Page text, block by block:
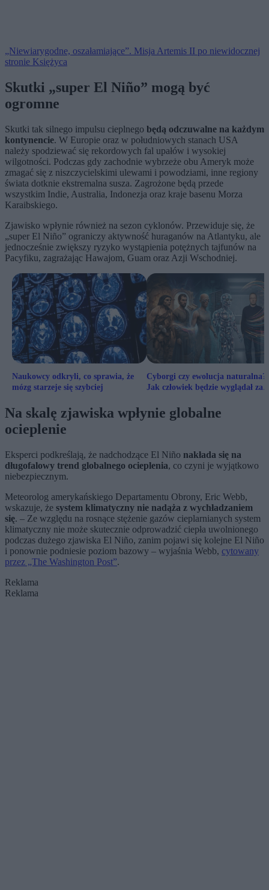
„Niewiarygodne, oszałamiające”. Misja Artemis II po niewidocznej
stronie Księżyca
Skutki „super El Niño” mogą być
ogromne
Skutki tak silnego impulsu cieplnego będą odczuwalne na każdym
kontynencie. W Europie oraz w południowych stanach USA
należy spodziewać się rekordowych fal upałów i wysokiej
wilgotności. Podczas gdy zachodnie wybrzeże obu Ameryk może
zmagać się z niszczycielskimi ulewami i powodziami, inne regiony
świata dotknie ekstremalna susza. Zagrożone będą przede
wszystkim Indie, Australia, Indonezja oraz kraje basenu Morza
Karaibskiego.
Zjawisko wpłynie również na sezon cyklonów. Przewiduje się, że
„super El Niño” ograniczy aktywność huraganów na Atlantyku, ale
jednocześnie zwiększy ryzyko wystąpienia potężnych tajfunów na
Pacyfiku, zagrażając Hawajom, Guam oraz Azji Wschodniej.
Naukowcy odkryli, co sprawia, że
mózg starzeje się szybciej
Cyborgi czy ewolucja naturalna?
Jak człowiek będzie wyglądał za
Na skalę zjawiska wpłynie globalne
ocieplenie
Eksperci podkreślają, że nadchodzące El Niño nakłada się na
długofalowy trend globalnego ocieplenia, co czyni je wyjątkowo
niebezpiecznym.
Meteorolog amerykańskiego Departamentu Obrony, Eric Webb,
wskazuje, że system klimatyczny nie nadąża z wychładzaniem
się. – Ze względu na rosnące stężenie gazów cieplarnianych system
klimatyczny nie może skutecznie odprowadzić ciepła uwolnionego
podczas dużego zjawiska El Niño, zanim pojawi się kolejne El Niño
i ponownie podniesie poziom bazowy – wyjaśnia Webb, cytowany
przez „The Washington Post”.
Reklama
Reklama